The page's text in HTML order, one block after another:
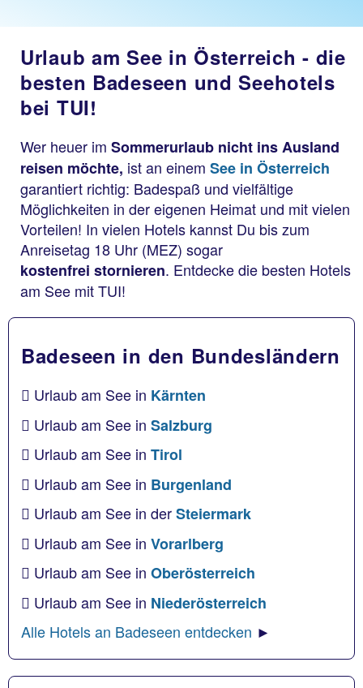
Urlaub am See in Österreich - die
besten Badeseen und Seehotels
bei TUI!
Wer heuer im Sommerurlaub nicht ins Ausland
reisen möchte, ist an einem See in Österreich
garantiert richtig: Badespaß und vielfältige
Möglichkeiten in der eigenen Heimat und mit vielen
Vorteilen! In vielen Hotels kannst Du bis zum
Anreisetag 18 Uhr (MEZ) sogar
kostenfrei stornieren. Entdecke die besten Hotels
am See mit TUI!
Badeseen in den Bundesländern
Urlaub am See in Kärnten
Urlaub am See in Salzburg
Urlaub am See in Tirol
Urlaub am See in Burgenland
Urlaub am See in derSteiermark
Urlaub am See in Vorarlberg
Urlaub am See in Oberösterreich
Urlaub am See in Niederösterreich
Alle Hotels an Badeseen entdecken ►